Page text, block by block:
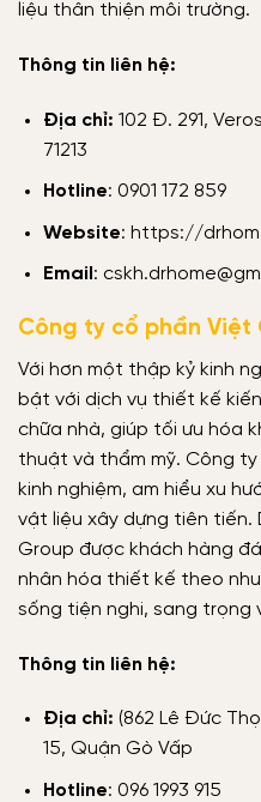
liệu thân thiện môi trường.
Thông tin liên hệ:
Địa chỉ: 102 Đ. 291,
71213
Hotline: 0901 172 859
Website: https://
Email :
Công ty cổ phần Việt
Với hơn một thập kỷ kinh
bật với dịch vụ thiết kế
chữa nhà, giúp tối ưu hóa
thuật và thẩm mỹ. Công ty
kinh nghiệm, am hiểu xu
vật liệu xây dựng tiên tiến.
Group được khách hàng
nhân hóa thiết kế theo
sống tiện nghi, sang trọng
Thông tin liên hệ:
Địa chỉ: (862 Lê Đức
15, Quận Gò Vấp
Hotline: 096 1993 915